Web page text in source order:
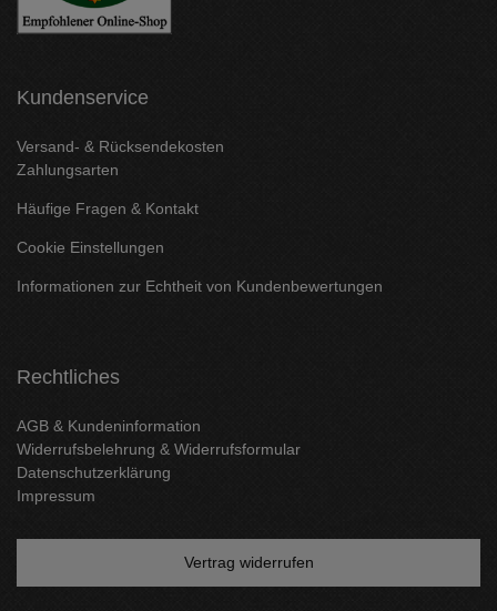
Kundenservice
Versand- & Rücksendekosten
Zahlungsarten
Häufige Fragen & Kontakt
Cookie Einstellungen
Informationen zur Echtheit von Kundenbewertungen
Rechtliches
AGB & Kundeninformation
Widerrufsbelehrung & Widerrufsformular
Datenschutzerklärung
Impressum
Vertrag widerrufen